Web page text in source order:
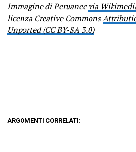
Immagine di Peruanecvia
licenza Creative Commons
Unported (CC BY-SA 3.0)
ARGOMENTI CORRELATI: